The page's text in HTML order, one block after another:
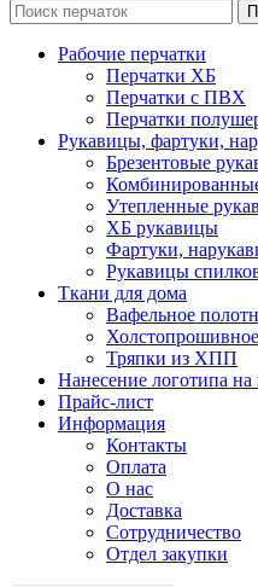
Рабочие перчатки
Перчатки ХБ
Перчатки с ПВХ
Перчатки
Рукавицы, фартуки,
Брезентовые
Утепленные
ХБ рукавицы
Фартуки,
Рукавицы
Ткани для дома
Вафельное
Тряпки из ХПП
Нанесение логотипа на
Прайс-лист
Информация
Контакты
Оплата
О нас
Доставка
Сотрудничество
Отдел закупки